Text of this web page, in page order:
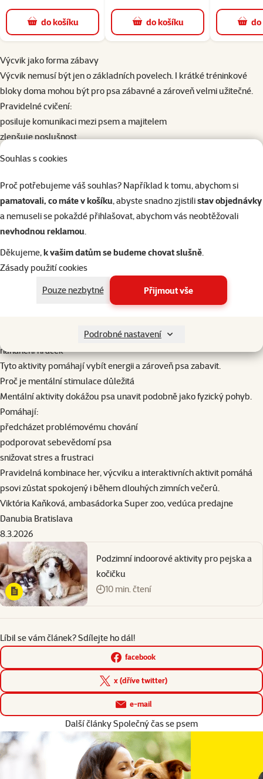
Souhlas s cookies
Proč potřebujeme váš souhlas? Například k tomu, abychom si
pamatovali, co máte v košíku, abyste snadno zjistilistav objednávky
a nemuseli se pokaždé přihlašovat, abychom vás neobtěžovali
nevhodnou reklamou.
Děkujeme,k vašim datům se budeme chovat slušně.
Zásady použití cookies
Pouze nezbytné
Přijmout vše
Podrobné nastavení
do košíku do košíku
Výcvik jako forma zábavy
Výcvik nemusí být jen o základních povelech. I krátké tréninkové
bloky doma mohou být pro psa zábavné a zároveň velmi užitečné.
Pravidelné cvičení:
posiluje komunikaci mezi psem a majitelem
zlepšuje poslušnost
sedni
lehni
zůstaň
ke mně
jednoduché aportování.
Hry na pohyb a energii
Někteří psi potřebují více fyzické aktivity i během zimy. V menším
prostoru můžete vyzkoušet například:
nahánění hraček
Tyto aktivity pomáhají vybít energii a zároveň psa zabavit.
Proč je mentální stimulace důležitá
Mentální aktivity dokážou psa unavit podobně jako fyzický pohyb.
Pomáhají:
předcházet problémovému chování
podporovat sebevědomí psa
snižovat stres a frustraci
Pravidelná kombinace her, výcviku a interaktivních aktivit pomáhá
psovi zůstat spokojený i během dlouhých zimních večerů.
Viktória Kaňková, ambasádorka Super zoo, vedúca predajne
Danubia Bratislava
8.3.2026
Podzimní indoorové aktivity pro pejska a
kočičku
10 min. čtení
Líbil se vám článek? Sdílejte ho dál!
facebook
x (dříve twitter)
e-mail
Další články Společný čas se psem